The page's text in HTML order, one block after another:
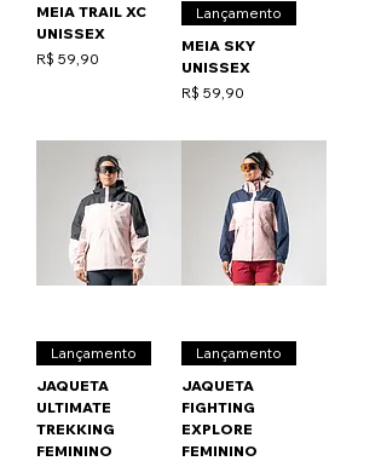
MEIA TRAIL XC
UNISSEX
Preço
R$ 59,90
Lançamento
MEIA SKY
UNISSEX
Preço
R$ 59,90
Lançamento
JAQUETA
ULTIMATE
TREKKING
FEMININO
Lançamento
JAQUETA
FIGHTING
EXPLORE
FEMININO